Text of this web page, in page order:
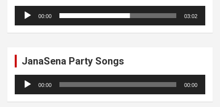
Audio
Player
00:00 03:02
JanaSena Party Songs
Audio
Player
00:00 00:00